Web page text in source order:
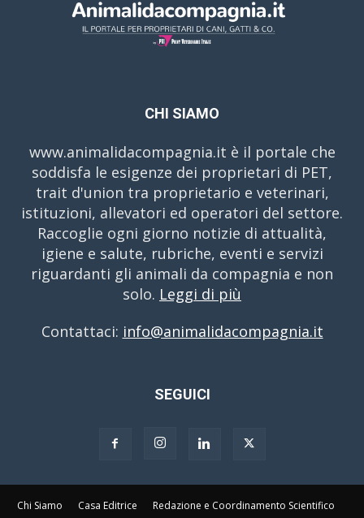
CHI SIAMO
www.animalidacompagnia.it è il portale che
soddisfa le esigenze dei proprietari di PET,
trait d'union tra proprietario e veterinari,
istituzioni, allevatori ed operatori del settore.
Raccoglie ogni giorno notizie di attualità,
igiene e salute, rubriche, eventi e servizi
riguardanti gli animali da compagnia e non
solo. Leggi di più
Contattaci: info@animalidacompagnia.it
SEGUICI
Chi Siamo Casa Editrice Redazione e Coordinamento Scientifico